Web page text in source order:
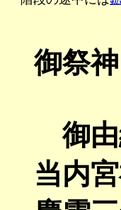
御祭
御由
当内宮